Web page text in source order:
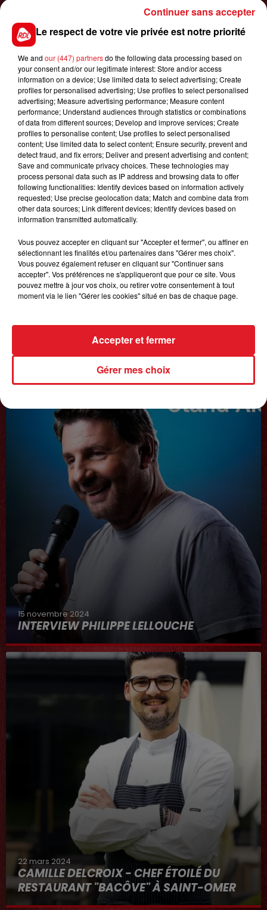
1er août 2026
GAGNEZ VOS ENTRÉES POUR TOUTE LA
FAMILLE À DENNLYS PARC !
LES PODCASTS
𝗙𝗿𝗲́𝗱𝗲́𝗿𝗶𝗰 𝗙𝗿𝗮𝗻𝗰̧𝗼𝗶𝘀
15 novembre 2024
INTERVIEW PHILIPPE LELLOUCHE
22 mars 2024
CAMILLE DELCROIX - CHEF ÉTOILÉ DU
RESTAURANT "BACÔVE" À SAINT-OMER
Au micro d'Hervé dans "RDL ET VOUS"
Le respect de votre vie privée est notre priorité
We and our (447) partnersdo the following data processing based on
your consent and/or our legitimate interest: Store and/or access
information on a device; Use limited data to select advertising; Create
profiles for personalised advertising; Use profiles to select personalised
advertising; Measure advertising performance; Measure content
performance; Understand audiences through statistics or combinations
of data from different sources; Develop and improve services; Create
profiles to personalise content; Use profiles to select personalised
content; Use limited data to select content; Ensure security, prevent and
detect fraud, and fix errors; Deliver and present advertising and content;
Save and communicate privacy choices. These technologies may
process personal data such as IP address and browsing data to offer
following functionalities: Identify devices based on information actively
requested; Use precise geolocation data; Match and combine data from
other data sources; Link different devices; Identify devices based on
information transmitted automatically.
Vous pouvez accepter en cliquant sur "Accepter et fermer", ou affiner en
sélectionnant les finalités et/ou partenaires dans "Gérer mes choix".
Vous pouvez également refuser en cliquant sur "Continuer sans
accepter". Vos préférences ne s'appliqueront que pour ce site. Vous
pouvez mettre à jour vos choix, ou retirer votre consentement à tout
moment via le lien "Gérer les cookies" situé en bas de chaque page.
Gérer mes choix
Accepter et fermer
Continuer sans accepter